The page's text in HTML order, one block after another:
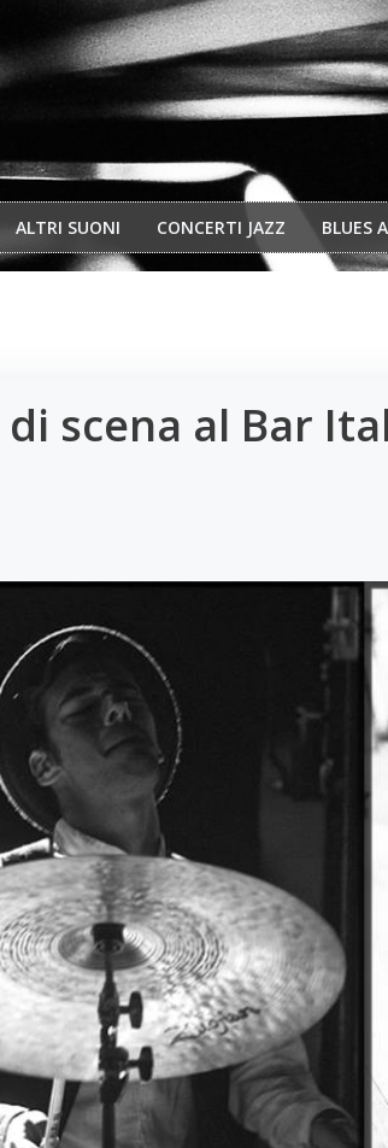
ALTRI SUONI CONCERTI JAZZ BLUES
scena al Bar